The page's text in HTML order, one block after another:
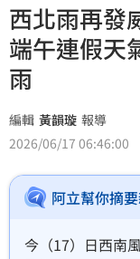
西北雨再發
端午連假天
雨
編輯 黃韻璇 報導
2026/06/17 06:46:00
阿立幫你摘
今（17）日西南